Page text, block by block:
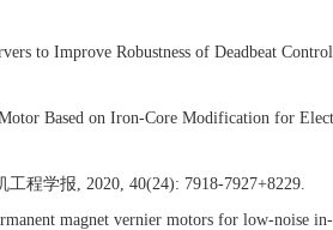
to Improve Robustness of Deadbeat
Based on Iron-Core Modification for
工程学报 , 2020, 40(24): 7918-7927+8229.
magnet vernier motors for low-noise